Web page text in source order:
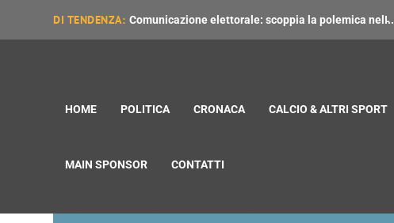
DI TENDENZA: Comunicazione elettorale: scoppia la polemica
HOME POLITICA CRONACA CALCIO & ALTRI SPORT
MAIN SPONSOR CONTATTI